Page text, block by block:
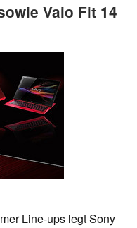
Vaio Fit 14
Line-ups legt Sony